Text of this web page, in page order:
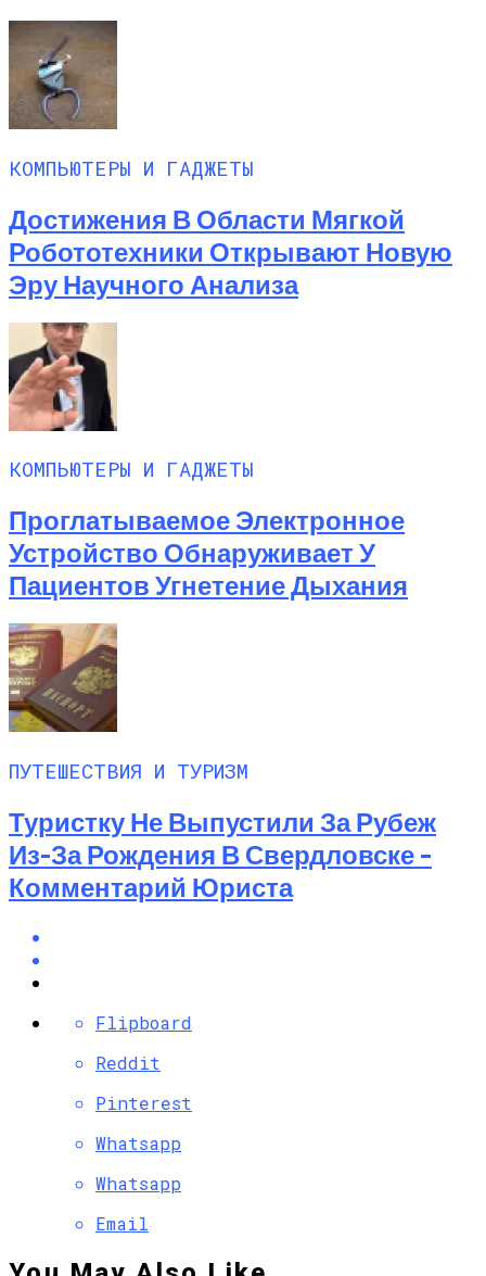
КОМПЬЮТЕРЫ И ГАДЖЕТЫ
Достижения В Области Мягкой
Робототехники Открывают Новую
Эру Научного Анализа
КОМПЬЮТЕРЫ И ГАДЖЕТЫ
Проглатываемое Электронное
Устройство Обнаруживает У
Пациентов Угнетение Дыхания
ПУТЕШЕСТВИЯ И ТУРИЗМ
Туристку Не Выпустили За Рубеж
Из-За Рождения В Свердловске –
Комментарий Юриста
Flipboard
Reddit
Pinterest
Whatsapp
Whatsapp
Email